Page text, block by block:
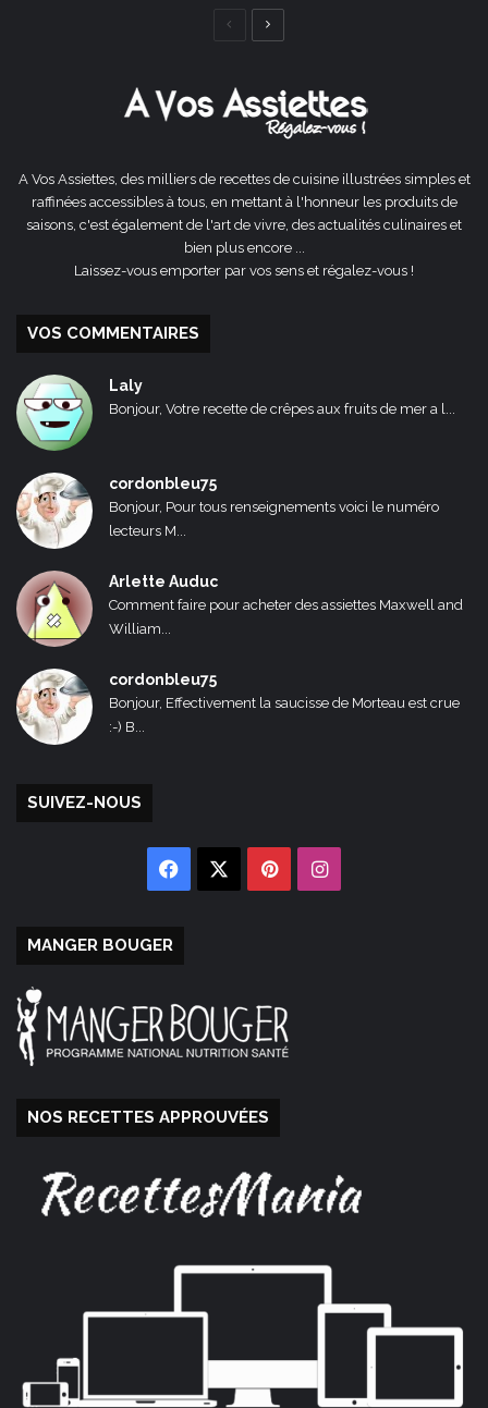
Page
A Vos Assiettes, des milliers de recettes de cuisine illustrées simples et
raffinées accessibles à tous, en mettant à l'honneur les produits de
saisons, c'est également de l'art de vivre, des actualités culinaires et
bien plus encore ...
Laissez-vous emporter par vos sens et régalez-vous !
VOS COMMENTAIRES
Laly
Bonjour, Votre recette de crêpes aux fruits de mer a l...
cordonbleu75
Bonjour, Pour tous renseignements voici le numéro
lecteurs M...
Arlette Auduc
Comment faire pour acheter des assiettes Maxwell and
William...
cordonbleu75
Bonjour, Effectivement la saucisse de Morteau est crue
:-) B...
SUIVEZ-NOUS
Facebook PinterestInstagram
MANGER BOUGER
NOS RECETTES APPROUVÉES